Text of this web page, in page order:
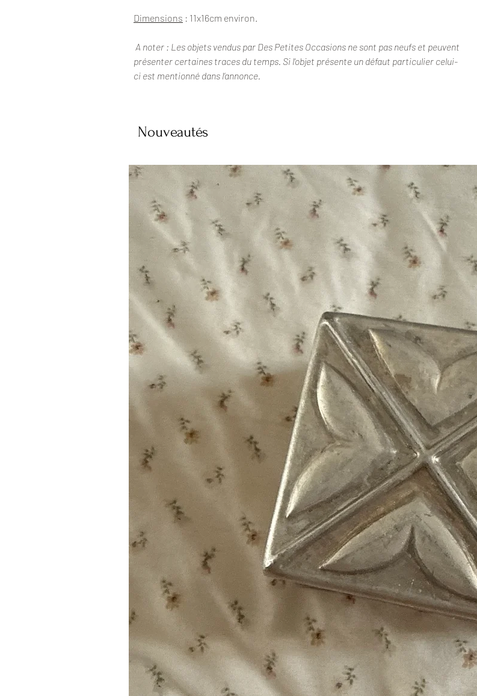
Dimensions : 11x16cm environ.
A noter : Les objets vendus par Des Petites Occasions ne sont pas neufs et peuvent
présenter certaines traces du temps. Si l'objet présente un défaut particulier celui-
ci est mentionné dans l’annonce.
Nouveautés